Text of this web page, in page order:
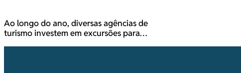
Ao longo do ano, diversas agências de
turismo investem em excursões para…